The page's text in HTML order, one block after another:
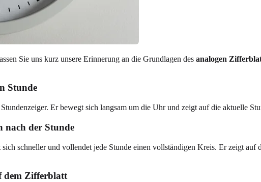
Sie uns kurz unsere Erinnerung an die Grundlagen des analogen
Stunde
Er bewegt sich langsam um die Uhr und zeigt auf die aktuelle
nach der Stunde
schneller und vollendet jede Stunde einen vollständigen Kreis. Er zeigt auf
dem Zifferblatt